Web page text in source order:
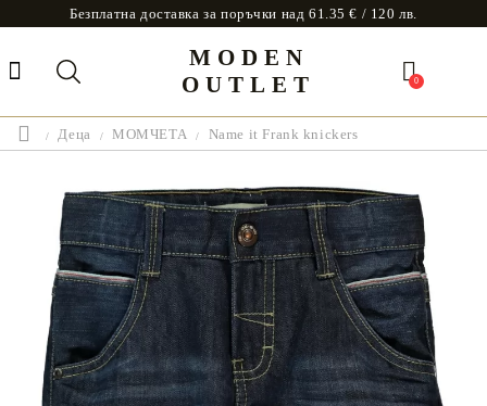
Безплатна доставка за поръчки над 61.35 € / 120 лв.
MODEN
OUTLET
0
Деца МОМЧЕТА Name it Frank knickers